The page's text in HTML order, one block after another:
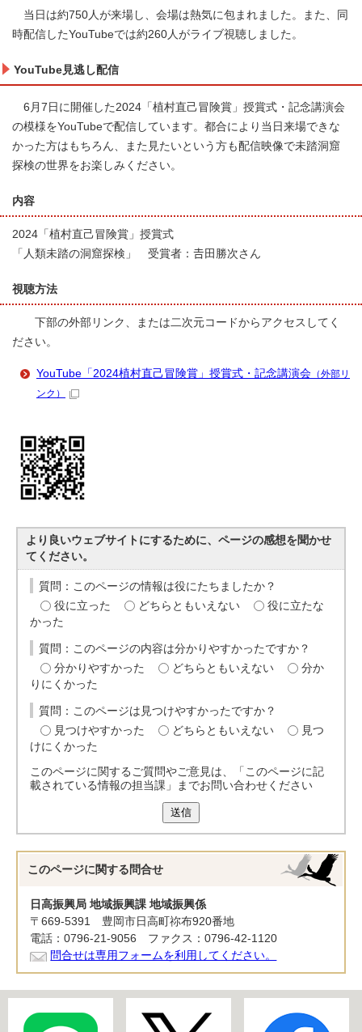
当日は約750人が来場し、会場は熱気に包まれました。また、同
時配信したYouTubeでは約260人がライブ視聴しました。
YouTube見逃し配信
6月7日に開催した2024「植村直己冒険賞」授賞式・記念講演会
の模様をYouTubeで配信しています。都合により当日来場できな
かった方はもちろん、また見たいという方も配信映像で未踏洞窟
探検の世界をお楽しみください。
内容
2024「植村直己冒険賞」授賞式
「人類未踏の洞窟探検」 受賞者：𠮷田勝次さん
視聴方法
下部の外部リンク、または二次元コードからアクセスしてく
ださい。
YouTube「2024植村直己冒険賞」授賞式・記念講演会 （外部リ
ンク）
より良いウェブサイトにするために、ページの感想を聞かせ
てください。
質問：このページの情報は役にたちましたか？
役に立った
どちらともいえない
役に立たな
かった
質問：このページの内容は分かりやすかったですか？
分かりやすかった
どちらともいえない
分か
りにくかった
質問：このページは見つけやすかったですか？
見つけやすかった
どちらともいえない
見つ
けにくかった
このページに関するご質問やご意見は、「このページに記
載されている情報の担当課」までお問い合わせください
送信
このページに関する 問合せ
日高振興局 地域振興課 地域振興係
〒669-5391 豊岡市日高町祢布920番地
電話：0796-21-9056 ファクス：0796-42-1120
問合せは専用フォームを利用してください。